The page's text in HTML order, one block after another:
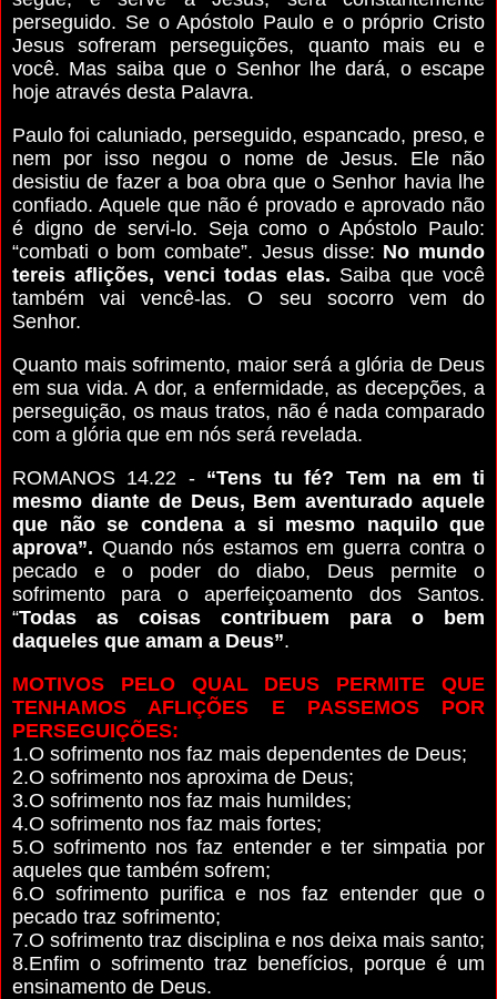
perseguido. Se o Apóstolo Paulo e o próprio Cristo
Jesus sofreram perseguições, quanto mais eu e
você. Mas saiba que o Senhor lhe dará, o escape
hoje através desta Palavra.
Paulo foi caluniado, perseguido, espancado, preso, e
nem por isso negou o nome de Jesus. Ele não
desistiu de fazer a boa obra que o Senhor havia lhe
confiado. Aquele que não é provado e aprovado não
é digno de servi-lo. Seja como o Apóstolo Paulo:
“combati o bom combate”. Jesus disse: No mundo
tereis aflições, venci todas elas. Saiba que você
também vai vencê-las. O seu socorro vem do
Senhor.
Quanto mais sofrimento, maior será a glória de Deus
em sua vida. A dor, a enfermidade, as decepções, a
perseguição, os maus tratos, não é nada comparado
com a glória que em nós será revelada.
ROMANOS 14.22 - “Tens tu fé? Tem na em ti
mesmo diante de Deus, Bem aventurado aquele
que não se condena a si mesmo naquilo que
aprova”. Quando nós estamos em guerra contra o
pecado e o poder do diabo, Deus permite o
sofrimento para o aperfeiçoamento dos Santos.
“Todas as coisas contribuem para o bem
daqueles que amam a Deus”.
MOTIVOS PELO QUAL DEUS PERMITE QUE
TENHAMOS AFLIÇÕES E PASSEMOS POR
PERSEGUIÇÕES:
1.O sofrimento nos faz mais dependentes de Deus;
2.O sofrimento nos aproxima de Deus;
3.O sofrimento nos faz mais humildes;
4.O sofrimento nos faz mais fortes;
5.O sofrimento nos faz entender e ter simpatia por
aqueles que também sofrem;
6.O sofrimento purifica e nos faz entender que o
pecado traz sofrimento;
7.O sofrimento traz disciplina e nos deixa mais santo;
8.Enfim o sofrimento traz benefícios, porque é um
ensinamento de Deus.